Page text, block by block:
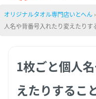
オリジナルタオル専門店いとへん ›
人名や背番号入れたり変えたりす
1枚ごと個人
えたりするこ